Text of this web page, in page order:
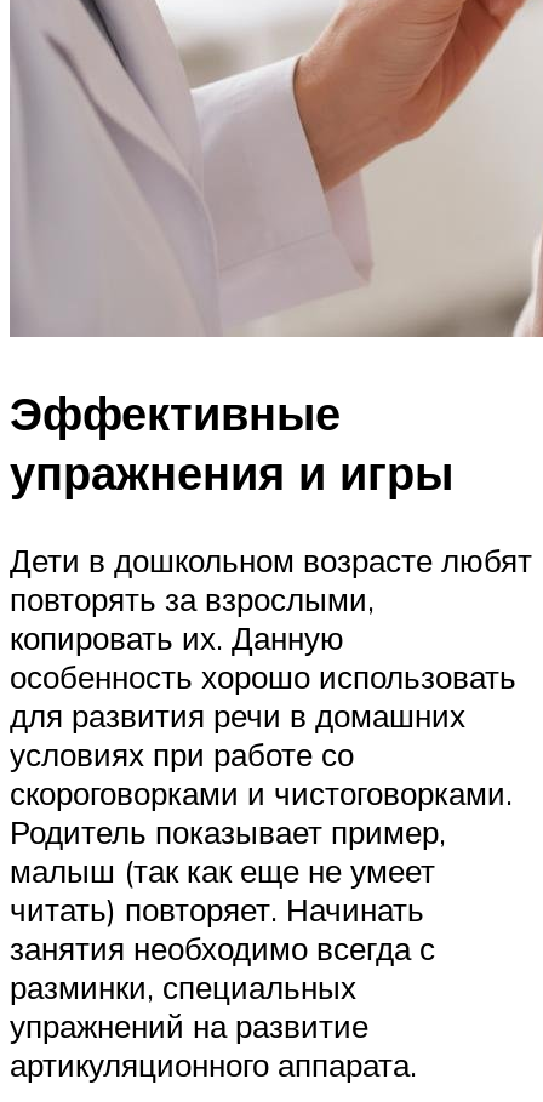
Эффективные
упражнения и игры
Дети в дошкольном возрасте любят
повторять за взрослыми,
копировать их. Данную
особенность хорошо использовать
для развития речи в домашних
условиях при работе со
скороговорками и чистоговорками.
Родитель показывает пример,
малыш (так как еще не умеет
читать) повторяет. Начинать
занятия необходимо всегда с
разминки, специальных
упражнений на развитие
артикуляционного аппарата.